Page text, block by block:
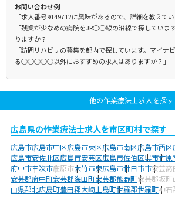
お問い合わせ例
「求人番号9149712に興味があるので、詳細を教えて
「残業が少なめの病院をJR○○線の沿線で探していま
りますか？」
「訪問リハビリの募集を都内で探しています。マイナ
る○○○○○以外におすすめの求人はありますか？」
他の作業療法士求人を探す
広島県の作業療法士求人を市区町村で探す
広島市広島市中区広島市東区広島市南区広島市西区
広島市安佐北区広島市安芸区広島市佐伯区呉市竹原
府中市三次市庄原市大竹市東広島市廿日市市安芸高
安芸郡府中町安芸郡海田町安芸郡熊野町安芸郡坂町
山県郡北広島町豊田郡大崎上島町世羅郡世羅町神石